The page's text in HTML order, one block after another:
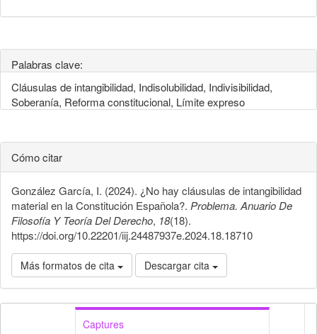
Palabras clave:
Cláusulas de intangibilidad, Indisolubilidad, Indivisibilidad,
Soberanía, Reforma constitucional, Límite expreso
Cómo citar
González García, I. (2024). ¿No hay cláusulas de intangibilidad
material en la Constitución Española?. Problema. Anuario De
Filosofía Y Teoría Del Derecho, 18(18).
https://doi.org/10.22201/iij.24487937e.2024.18.18710
Más formatos de cita Descargar cita
Captures